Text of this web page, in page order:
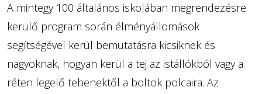
A mintegy 100 általános iskolában megrendezésre
kerülő program során élményállomások
segítségével kerül bemutatásra kicsiknek és
nagyoknak, hogyan kerül a tej az istállókból vagy a
réten legelő tehenektől a boltok polcaira. Az